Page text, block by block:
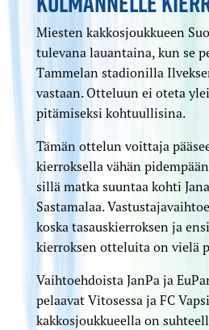
Miesten kakkosjoukkueen
tulevana lauantaina, kun se
Tammelan stadionilla
vastaan. Otteluun ei oteta
pitämiseksi kohtuullisina.
Tämän ottelun voittaja
kierroksella vähän pidempään
sillä matka suuntaa kohti
Sastamalaa.
koska tasaus­kierroksen ja
kierroksen otteluita on vielä
Vaihtoehdoista JanPa ja
pelaavat Vitosessa ja FC
kakkos­joukkueella on